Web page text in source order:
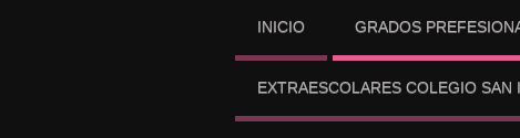
INICIO GRADOS
EXTRAESCOLARES COLEGIO SAN